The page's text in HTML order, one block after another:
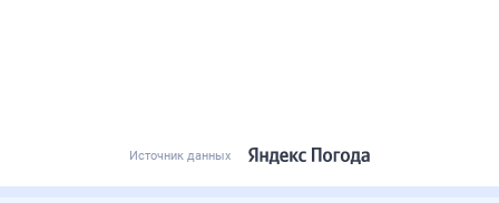
Источник данных